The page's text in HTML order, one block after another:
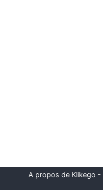
A propos de Klikego -